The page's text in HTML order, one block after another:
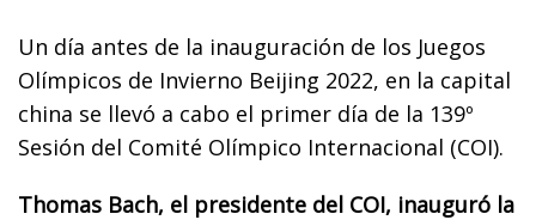
Un día antes de la inauguración de los Juegos
Olímpicos de Invierno Beijing 2022, en la capital
china se llevó a cabo el primer día de la 139º
Sesión del Comité Olímpico Internacional (COI).
Thomas Bach, el presidente del COI, inauguró la